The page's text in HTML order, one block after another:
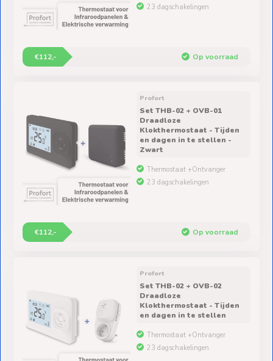
23 dagschakelingen
€112,- Op voorraad
Profort
Set THB-02 + OVB-01
Draadloze
Klokthermostaat - Tijden
en dagen in te stellen -
Zwart
Thermostaat +Ontvanger
23 dagschakelingen
€112,- Op voorraad
Profort
Set THB-02 + OVB-02
Draadloze
Klokthermostaat - Tijden
en dagen in te stellen
Thermostaat +Ontvanger
23 dagschakelingen